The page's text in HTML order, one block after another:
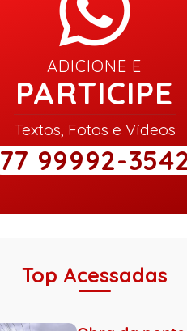
ADICIONE E
PARTICIPE
Textos, Fotos e Vídeos
77 99992-
Top Acessadas